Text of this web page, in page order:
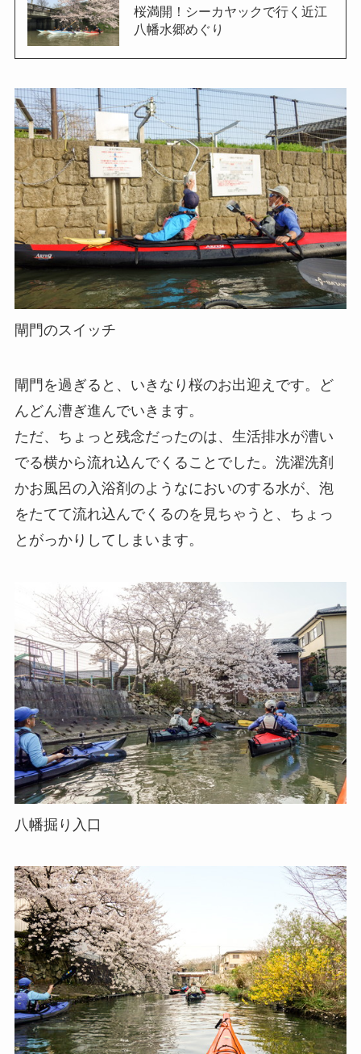
桜満開！シーカヤックで行く近江
八幡水郷めぐり
閘門のスイッチ
閘門を過ぎると、いきなり桜のお出迎えです。ど
んどん漕ぎ進んでいきます。
ただ、ちょっと残念だったのは、生活排水が漕い
でる横から流れ込んでくることでした。洗濯洗剤
かお風呂の入浴剤のようなにおいのする水が、泡
をたてて流れ込んでくるのを見ちゃうと、ちょっ
とがっかりしてしまいます。
八幡掘り入口